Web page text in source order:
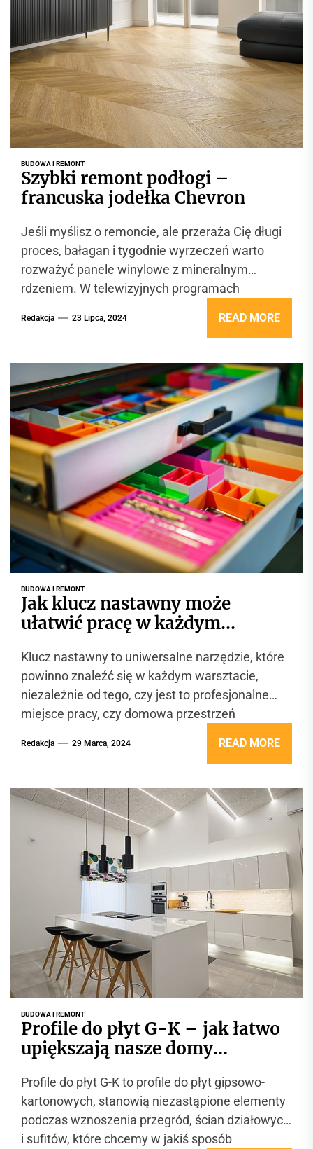
BUDOWA I REMONT
Szybki remont podłogi –
francuska jodełka Chevron
Jeśli myślisz o remoncie, ale przeraża Cię długi
proces, bałagan i tygodnie wyrzeczeń warto
rozważyć panele winylowe z mineralnym
rdzeniem. W telewizyjnych programach
Redakcja 23 Lipca, 2024 READ MORE
BUDOWA I REMONT
Jak klucz nastawny może
ułatwić pracę w każdym
Klucz nastawny to uniwersalne narzędzie, które
powinno znaleźć się w każdym warsztacie,
niezależnie od tego, czy jest to profesjonalne
miejsce pracy, czy domowa przestrzeń
Redakcja 29 Marca, 2024 READ MORE
BUDOWA I REMONT
Profile do płyt G-K – jak łatwo
upiększają nasze domy
Profile do płyt G-K to profile do płyt gipsowo-
kartonowych, stanowią niezastąpione elementy
podczas wznoszenia przegród, ścian działowych
i sufitów, które chcemy w jakiś sposób